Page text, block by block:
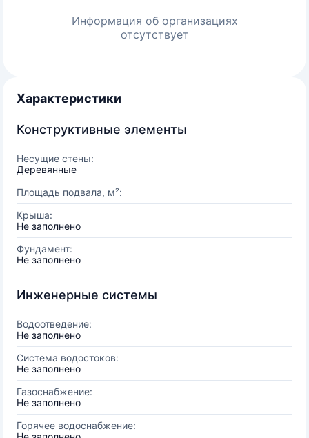
Информация об организациях
отсутствует
Характеристики
Конструктивные элементы
Несущие стены:
Деревянные
Площадь подвала, м²:
Крыша:
Не заполнено
Фундамент:
Не заполнено
Инженерные системы
Водоотведение:
Не заполнено
Система водостоков:
Не заполнено
Газоснабжение:
Не заполнено
Горячее водоснабжение: